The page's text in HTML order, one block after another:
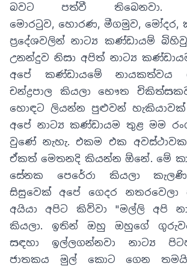
බවට පත්වී තිබෙනවා.
මොරටුව, හොරණ, මීගමුව, මෝදර,
ප්‍රදේශවලින් නාට්‍ය කණ්ඩායම්
උනන්දුව නිසා අපිත් නාට්‍ය
අපේ කණ්ඩායමේ නායකත්වය
චන්ද්‍රපාල කියලා භෞත
හොඳට ලියන්න පුළුවන්
අපේ නාට්‍ය කණ්ඩායම තුළ මම
වුණේ නැහැ.එකම එක අවස්ථාවක
ඒකත් මෙතනදි කියන්න ඕනේ.මේ
සේනක පෙරේරා කියලා
සිසුවෙක් අපේ ගෙදර නතරවෙලා
අයියා අපිට කිව්වා "මල්ලි අපි
කියලා. ඉතින් ඔහු ඔහුගේ
සඳහා ඉල්ලගන්නවා නාට්‍ය
ජාතකය මුල් කොට ගෙන තමයි